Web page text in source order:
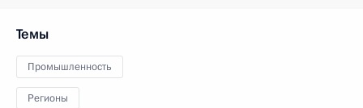
Темы
Промышленность
Регионы